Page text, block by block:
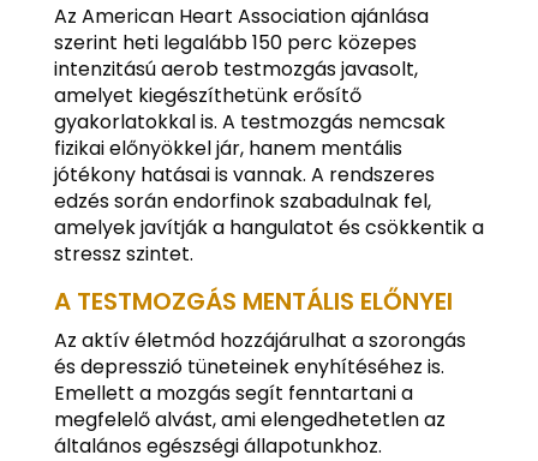
Az American Heart Association ajánlása
szerint heti legalább 150 perc közepes
intenzitású aerob testmozgás javasolt,
amelyet kiegészíthetünk erősítő
gyakorlatokkal is. A testmozgás nemcsak
fizikai előnyökkel jár, hanem mentális
jótékony hatásai is vannak. A rendszeres
edzés során endorfinok szabadulnak fel,
amelyek javítják a hangulatot és csökkentik a
stressz szintet.
A TESTMOZGÁS MENTÁLIS ELŐNYEI
Az aktív életmód hozzájárulhat a szorongás
és depresszió tüneteinek enyhítéséhez is.
Emellett a mozgás segít fenntartani a
megfelelő alvást, ami elengedhetetlen az
általános egészségi állapotunkhoz.